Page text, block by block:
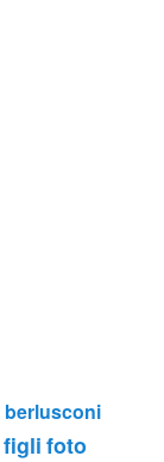
berlusconi
figli foto